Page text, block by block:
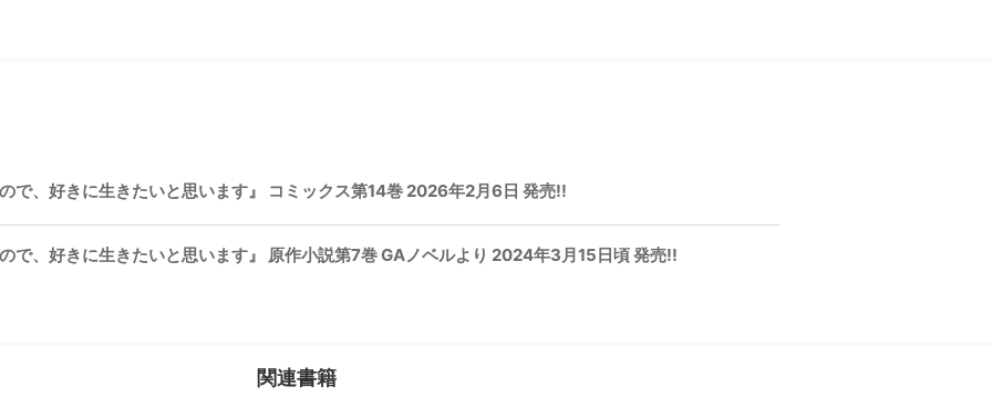
で、好きに生きたいと思います』 コミックス第14巻 2026年2月6日 発売!!
で、好きに生きたいと思います』 原作小説第7巻 GAノベルより 2024年3月15日頃 発売!!
関連書籍